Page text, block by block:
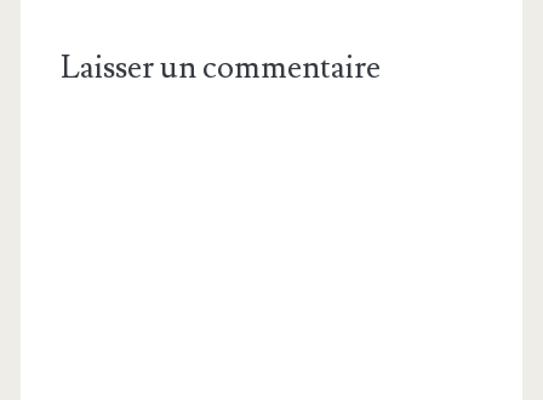
Laisser un commentaire